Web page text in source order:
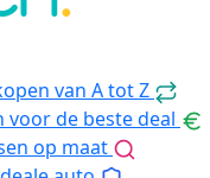
van A tot Z
de beste deal
op maat